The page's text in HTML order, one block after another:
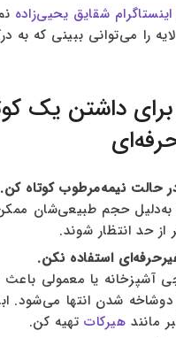
اینستاگرام شقایق یحیی‌زاده
را می‌توانی ببینی که به
داشتن یک
حالت نیمه‌مرطوب کوتاه کن.
حجم طبیعی‌شان
از حد انتظار شوند.
استفاده نکن.
آشپزخانه یا معمولی
شدن انتها می‌شود.
مانند هیركات تهیه کن.